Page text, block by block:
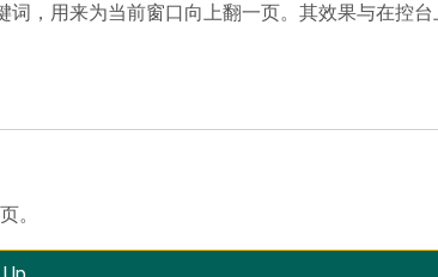
词，用来为当前窗口向上翻一页。其效果与在控
。